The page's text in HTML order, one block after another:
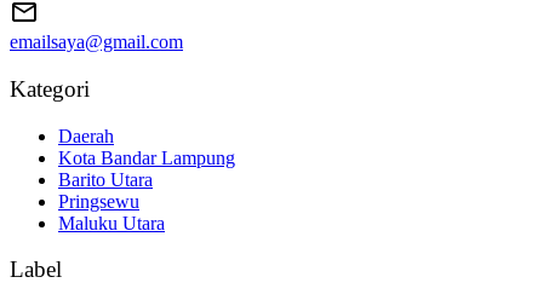
emailsaya@gmail.com
Kategori
Daerah
Kota Bandar Lampung
Barito Utara
Pringsewu
Maluku Utara
Label